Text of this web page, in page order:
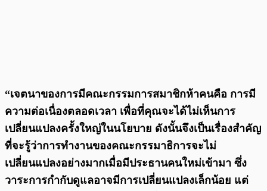
“เจตนาของการมีคณะกรรมการสมาชิกห้าคนคือ การมี
ความต่อเนื่องตลอดเวลา เพื่อที่คุณจะได้ไม่เห็นการ
เปลี่ยนแปลงครั้งใหญ่ในนโยบาย ดังนั้นจึงเป็นเรื่องสำคัญ
ที่จะรู้ว่าการทำงานของคณะกรรมาธิการจะไม่
เปลี่ยนแปลงอย่างมากเมื่อมีประธานคนใหม่เข้ามา ซึ่ง
วาระการกำกับดูแลอาจมีการเปลี่ยนแปลงเล็กน้อย แต่